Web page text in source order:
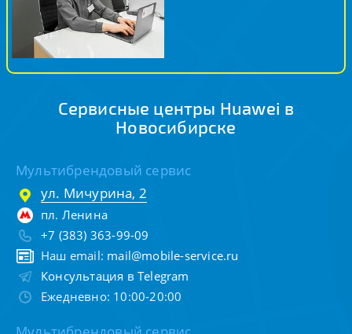
Сервисные центры Huawei в
Новосибирске
Мультибрендовый сервис
ул. Мичурина, 2
пл. Ленина
+7 (383) 363-99-09
Наш email: mail@mobile-service.ru
Консультация в Telegram
Ежедневно: 10:00-20:00